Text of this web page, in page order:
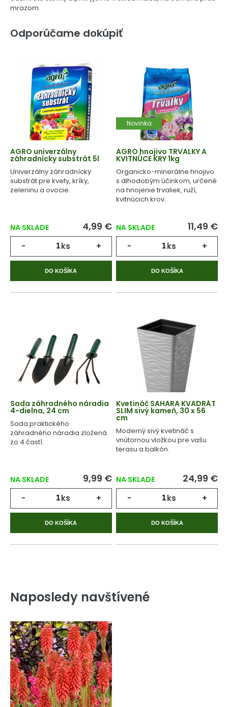
mrazom.
Odporúčame dokúpiť
AGRO univerzálny
záhradnícky substrát 5l
Univerzálny záhradnícky
substrát pre kvety, kríky,
zeleninu a ovocie.
NA SKLADE 4,99 €
- ks +
DO KOŠÍKA
Novinka
AGRO hnojivo TRVALKY A
KVITNÚCE KRY 1kg
Organicko-minerálne hnojivo
s dlhodobým účinkom, určené
na hnojenie trvaliek, ruží,
kvitnúcich krov.
NA SKLADE 11,49 €
- ks +
DO KOŠÍKA
Sada záhradného náradia
4-dielna, 24 cm
Sada praktického
záhradného náradia zložená
zo 4 častí.
NA SKLADE 9,99 €
- ks +
DO KOŠÍKA
Kvetináč SAHARA KVADRÁT
SLIM sivý kameň, 30 x 56
cm
Moderný sivý kvetináč s
vnútornou vložkou pre vašu
terasu a balkón.
NA SKLADE 24,99 €
- ks +
DO KOŠÍKA
Naposledy navštívené